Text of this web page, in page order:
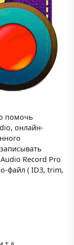
помочь
онлайн-
Record Pro
файл ( ID3, trim,